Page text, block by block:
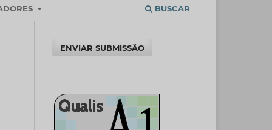
BUSCAR
ENVIAR SUBMISSÃO